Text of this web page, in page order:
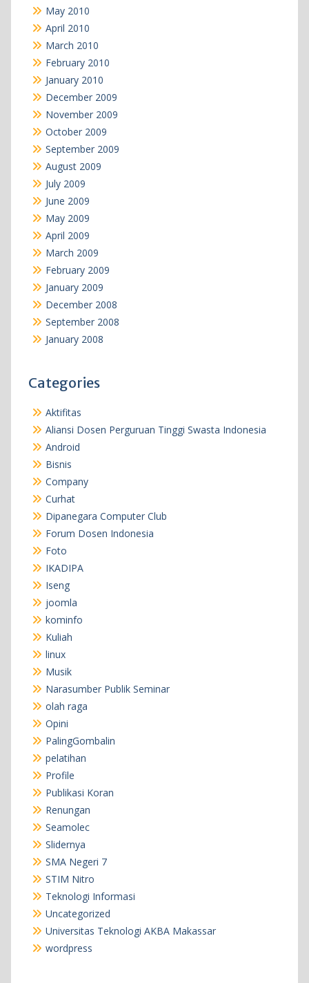
May 2010
April 2010
March 2010
February 2010
January 2010
December 2009
November 2009
October 2009
September 2009
August 2009
July 2009
June 2009
May 2009
April 2009
March 2009
February 2009
January 2009
December 2008
September 2008
January 2008
Categories
Aktifitas
Aliansi Dosen Perguruan Tinggi Swasta Indonesia
Android
Bisnis
Company
Curhat
Dipanegara Computer Club
Forum Dosen Indonesia
Foto
IKADIPA
Iseng
joomla
kominfo
Kuliah
linux
Musik
Narasumber Publik Seminar
olah raga
Opini
PalingGombalin
pelatihan
Profile
Publikasi Koran
Renungan
Seamolec
Slidernya
SMA Negeri 7
STIM Nitro
Teknologi Informasi
Uncategorized
Universitas Teknologi AKBA Makassar
wordpress